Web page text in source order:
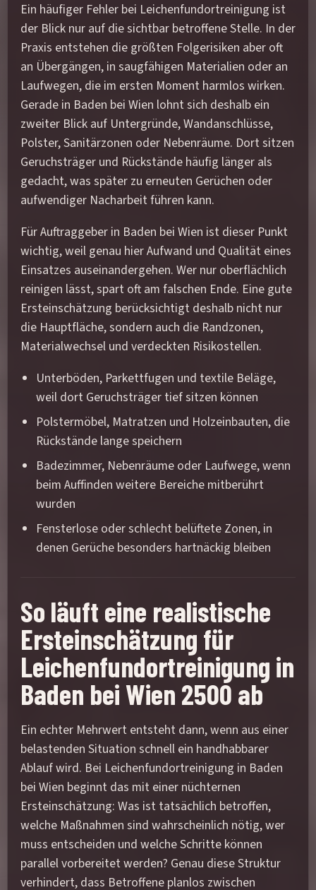
Ein häufiger Fehler bei Leichenfundortreinigung ist
der Blick nur auf die sichtbar betroffene Stelle. In der
Praxis entstehen die größten Folgerisiken aber oft
an Übergängen, in saugfähigen Materialien oder an
Laufwegen, die im ersten Moment harmlos wirken.
Gerade in Baden bei Wien lohnt sich deshalb ein
zweiter Blick auf Untergründe, Wandanschlüsse,
Polster, Sanitärzonen oder Nebenräume. Dort sitzen
Geruchsträger und Rückstände häufig länger als
gedacht, was später zu erneuten Gerüchen oder
aufwendiger Nacharbeit führen kann.
Für Auftraggeber in Baden bei Wien ist dieser Punkt
wichtig, weil genau hier Aufwand und Qualität eines
Einsatzes auseinandergehen. Wer nur oberflächlich
reinigen lässt, spart oft am falschen Ende. Eine gute
Ersteinschätzung berücksichtigt deshalb nicht nur
die Hauptfläche, sondern auch die Randzonen,
Materialwechsel und verdeckten Risikostellen.
Unterböden, Parkettfugen und textile Beläge,
weil dort Geruchsträger tief sitzen können
Polstermöbel, Matratzen und Holzeinbauten, die
Rückstände lange speichern
Badezimmer, Nebenräume oder Laufwege, wenn
beim Auffinden weitere Bereiche mitberührt
wurden
Fensterlose oder schlecht belüftete Zonen, in
denen Gerüche besonders hartnäckig bleiben
So läuft eine realistische
Ersteinschätzung für
Leichenfundortreinigung in
Baden bei Wien 2500 ab
Ein echter Mehrwert entsteht dann, wenn aus einer
belastenden Situation schnell ein handhabbarer
Ablauf wird. Bei Leichenfundortreinigung in Baden
bei Wien beginnt das mit einer nüchternen
Ersteinschätzung: Was ist tatsächlich betroffen,
welche Maßnahmen sind wahrscheinlich nötig, wer
muss entscheiden und welche Schritte können
parallel vorbereitet werden? Genau diese Struktur
verhindert, dass Betroffene planlos zwischen